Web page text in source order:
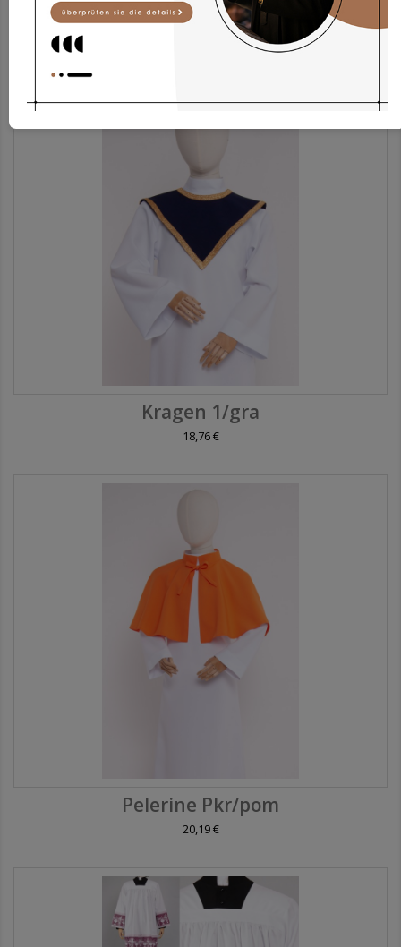
Pelerine PF/sar
Kragen 1/gra
18,76 €
Pelerine Pkr/pom
20,19 €